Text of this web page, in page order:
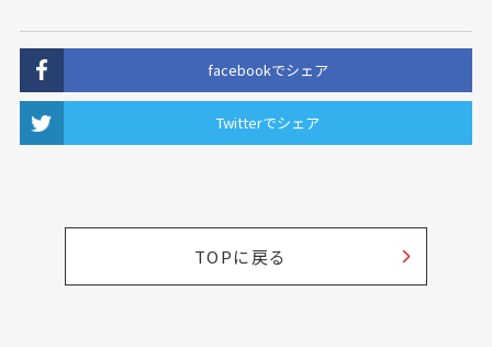
facebookでシェア
Twitterでシェア
TOPに戻る